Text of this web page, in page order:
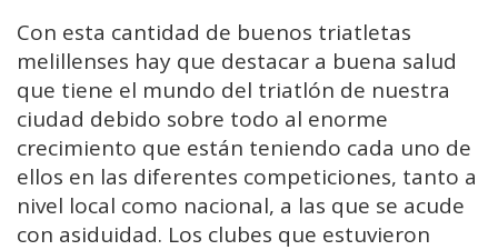
Con esta cantidad de buenos triatletas
melillenses hay que destacar a buena salud
que tiene el mundo del triatlón de nuestra
ciudad debido sobre todo al enorme
crecimiento que están teniendo cada uno de
ellos en las diferentes competiciones, tanto a
nivel local como nacional, a las que se acude
con asiduidad. Los clubes que estuvieron